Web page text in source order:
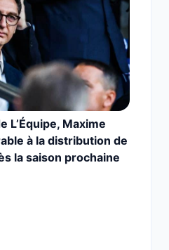
L’Équipe, Maxime
à la distribution de
la saison prochaine